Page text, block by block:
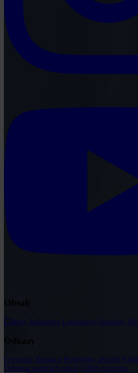
Články Judikatura Legislativa Aktuality
O portálu Redakce Podmínky užívání
Ochrana osobních údajů Odběr časopisu